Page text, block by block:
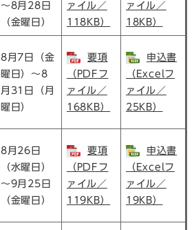
～8月28日
（金曜日）
ァイル／
118KB）
ァイル／
18KB）
8月7日（金
曜日）～8
月31日（月
曜日）
要項
（PDFフ
ァイル／
168KB）
申込書
（Excelフ
ァイル／
25KB）
8月26日
（水曜日）
～9月25日
（金曜日）
要項
（PDFフ
ァイル／
119KB）
申込書
（Excelフ
ァイル／
19KB）